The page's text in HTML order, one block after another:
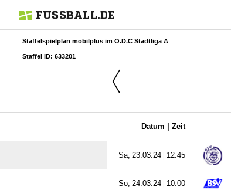
FUSSBALL.DE
Staffelspielplan mobilplus im O.D.C Stadtliga A
Staffel ID: 633201
Datum | Zeit
  | 
  | 